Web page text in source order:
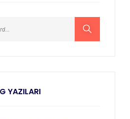
YAZILARI